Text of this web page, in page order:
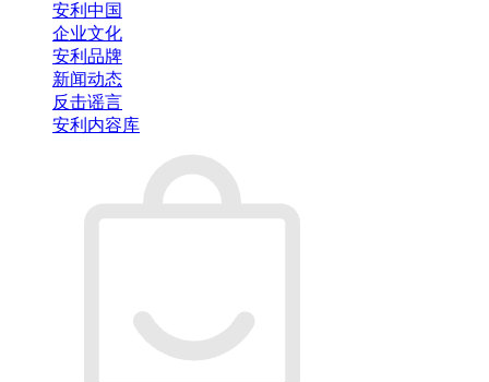
安利中国
企业文化
安利品牌
新闻动态
反击谣言
安利内容库